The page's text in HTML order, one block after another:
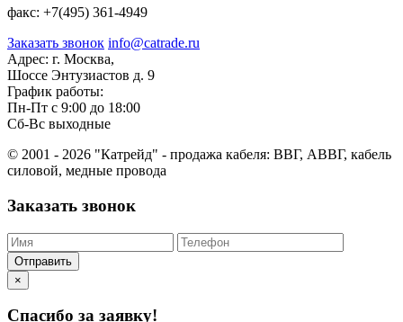
факс: +7(495) 361-4949
Заказать звонок info@catrade.ru
Адрес: г. Москва,
Шоссе Энтузиастов д. 9
График работы:
Пн-Пт с 9:00 до 18:00
Сб-Вс выходные
© 2001 - 2026 "Катрейд" - продажа кабеля: ВВГ, АВВГ, кабель
силовой, медные провода
Заказать звонок
Отправить
×
Спасибо за заявку!